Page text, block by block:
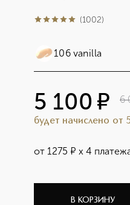
5из 51002 (1002)
106 vanilla
5 100 ¤ 6
будет начислено от
от 1275 ¤ х 4
В КОРЗИНУ